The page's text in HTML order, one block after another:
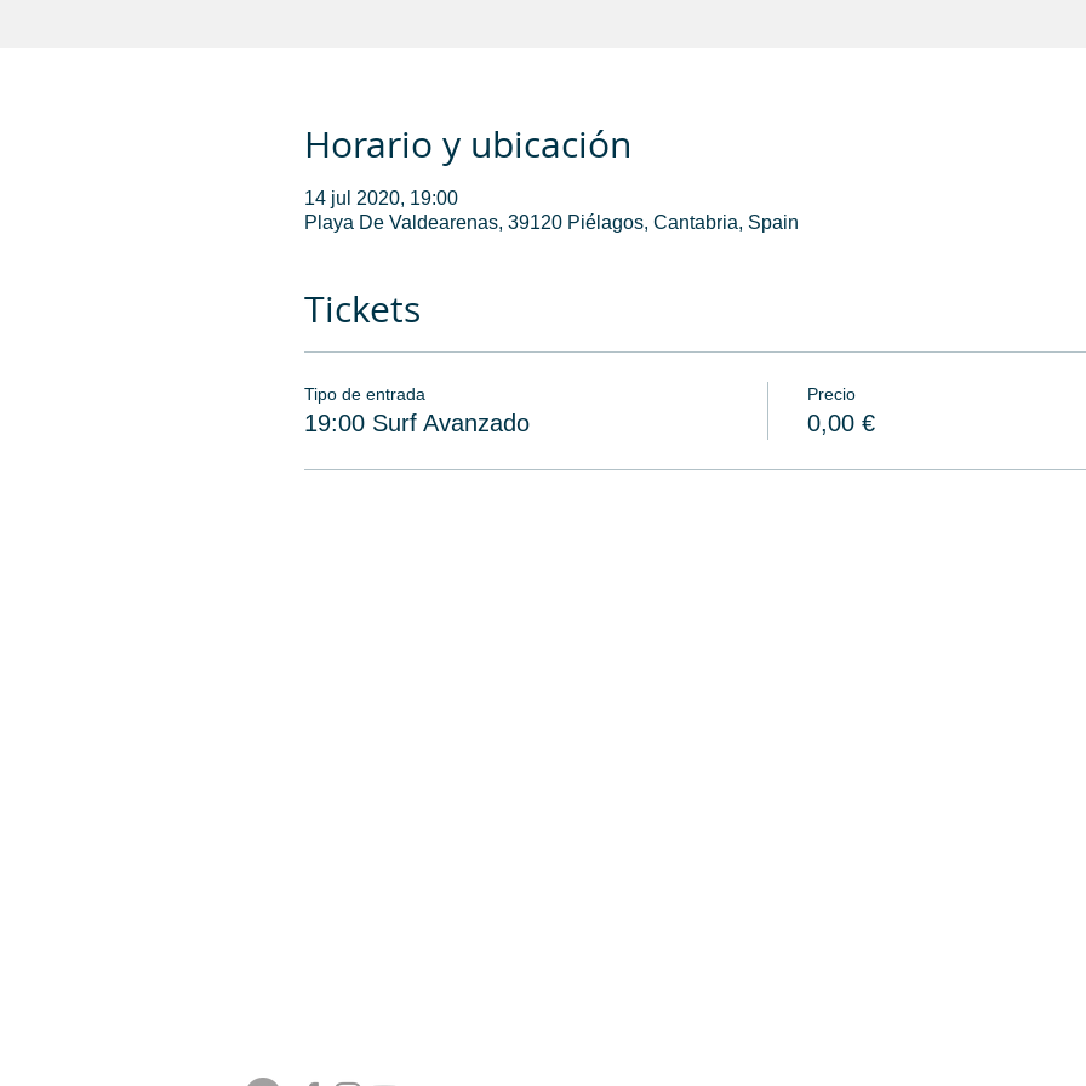
Horario y ubicación
14 jul 2020, 19:00
Playa De Valdearenas, 39120 Piélagos, Cantabria, Spain
Tickets
Tipo de entrada
19:00 Surf Avanzado
Precio
0,00 €